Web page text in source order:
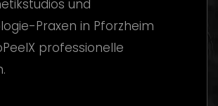
und
Praxen in Pforzheim
professionelle